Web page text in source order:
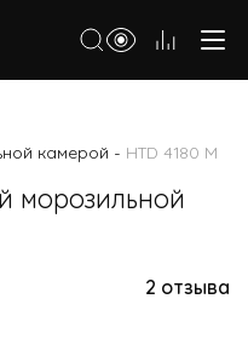
камерой - HTD 4180 M
морозильной
2 отзыва